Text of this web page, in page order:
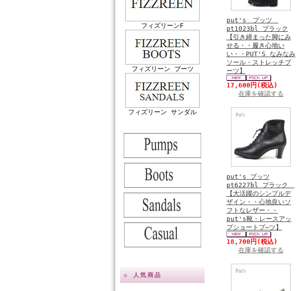
フィズリーンF
フィズリーン ブーツ
フィズリーン サンダル
◇ 人気商品
put's プッツ
pt1023bl ブラック
【引き締まった脚にみ
せる・・履き心地い
い・・PUT'S なみなみ
ソール・ストレッチブ
ーツ】
17,600円 (税込)
在庫を確認する
put's プッツ
pt6227bl ブラック
【大活躍のシンプルデ
ザイン・・心地良いソ
フトなレザー・・
put's靴・レースアッ
プショートブ―ツ】
18,700円 (税込)
在庫を確認する